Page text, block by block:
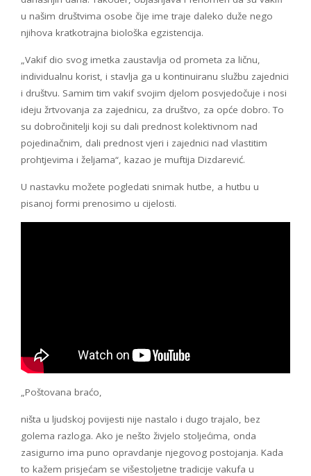
u našim društvima osobe čije ime traje daleko duže nego
njihova kratkotrajna biološka egzistencija.
„Vakif dio svog imetka zaustavlja od prometa za ličnu,
individualnu korist, i stavlja ga u kontinuiranu službu zajednici
i društvu. Samim tim vakif svojim djelom posvjedočuje i nosi
ideju žrtvovanja za zajednicu, za društvo, za opće dobro. To
su dobročinitelji koji su dali prednost kolektivnom nad
pojedinačnim, dali prednost vjeri i zajednici nad vlastitim
prohtjevima i željama“, kazao je muftija Dizdarević.
U nastavku možete pogledati snimak hutbe, a hutbu u
pisanoj formi prenosimo u cijelosti.
„Poštovana braćo,
ništa u ljudskoj povijesti nije nastalo i dugo trajalo, bez
golema razloga. Ako je nešto živjelo stoljećima, onda
zasigurno ima puno opravdanje njegovog postojanja. Kada
to kažem prisjećam se višestoljetne tradicije vakufa u